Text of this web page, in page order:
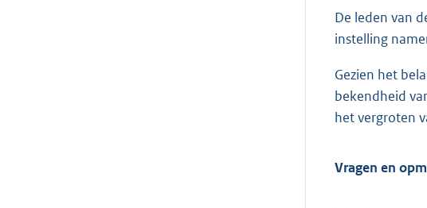
De leden van
instelling
Gezien het
bekendheid
het vergroten
Vragen en